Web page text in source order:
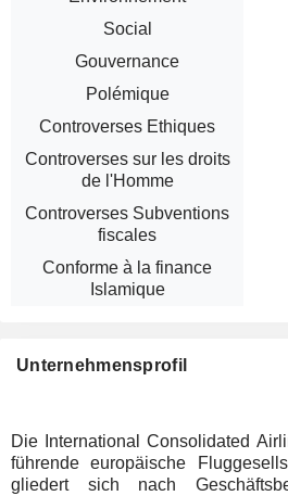
Social
Gouvernance
Polémique
Controverses Ethiques
Controverses sur les droits
de l'Homme
Controverses Subventions
fiscales
Conforme à la finance
Islamique
Unternehmensprofil
Die International Consolidated
führende europäische
gliedert sich nach